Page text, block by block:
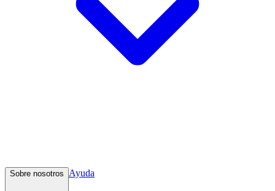
Sobre nosotros Ayuda